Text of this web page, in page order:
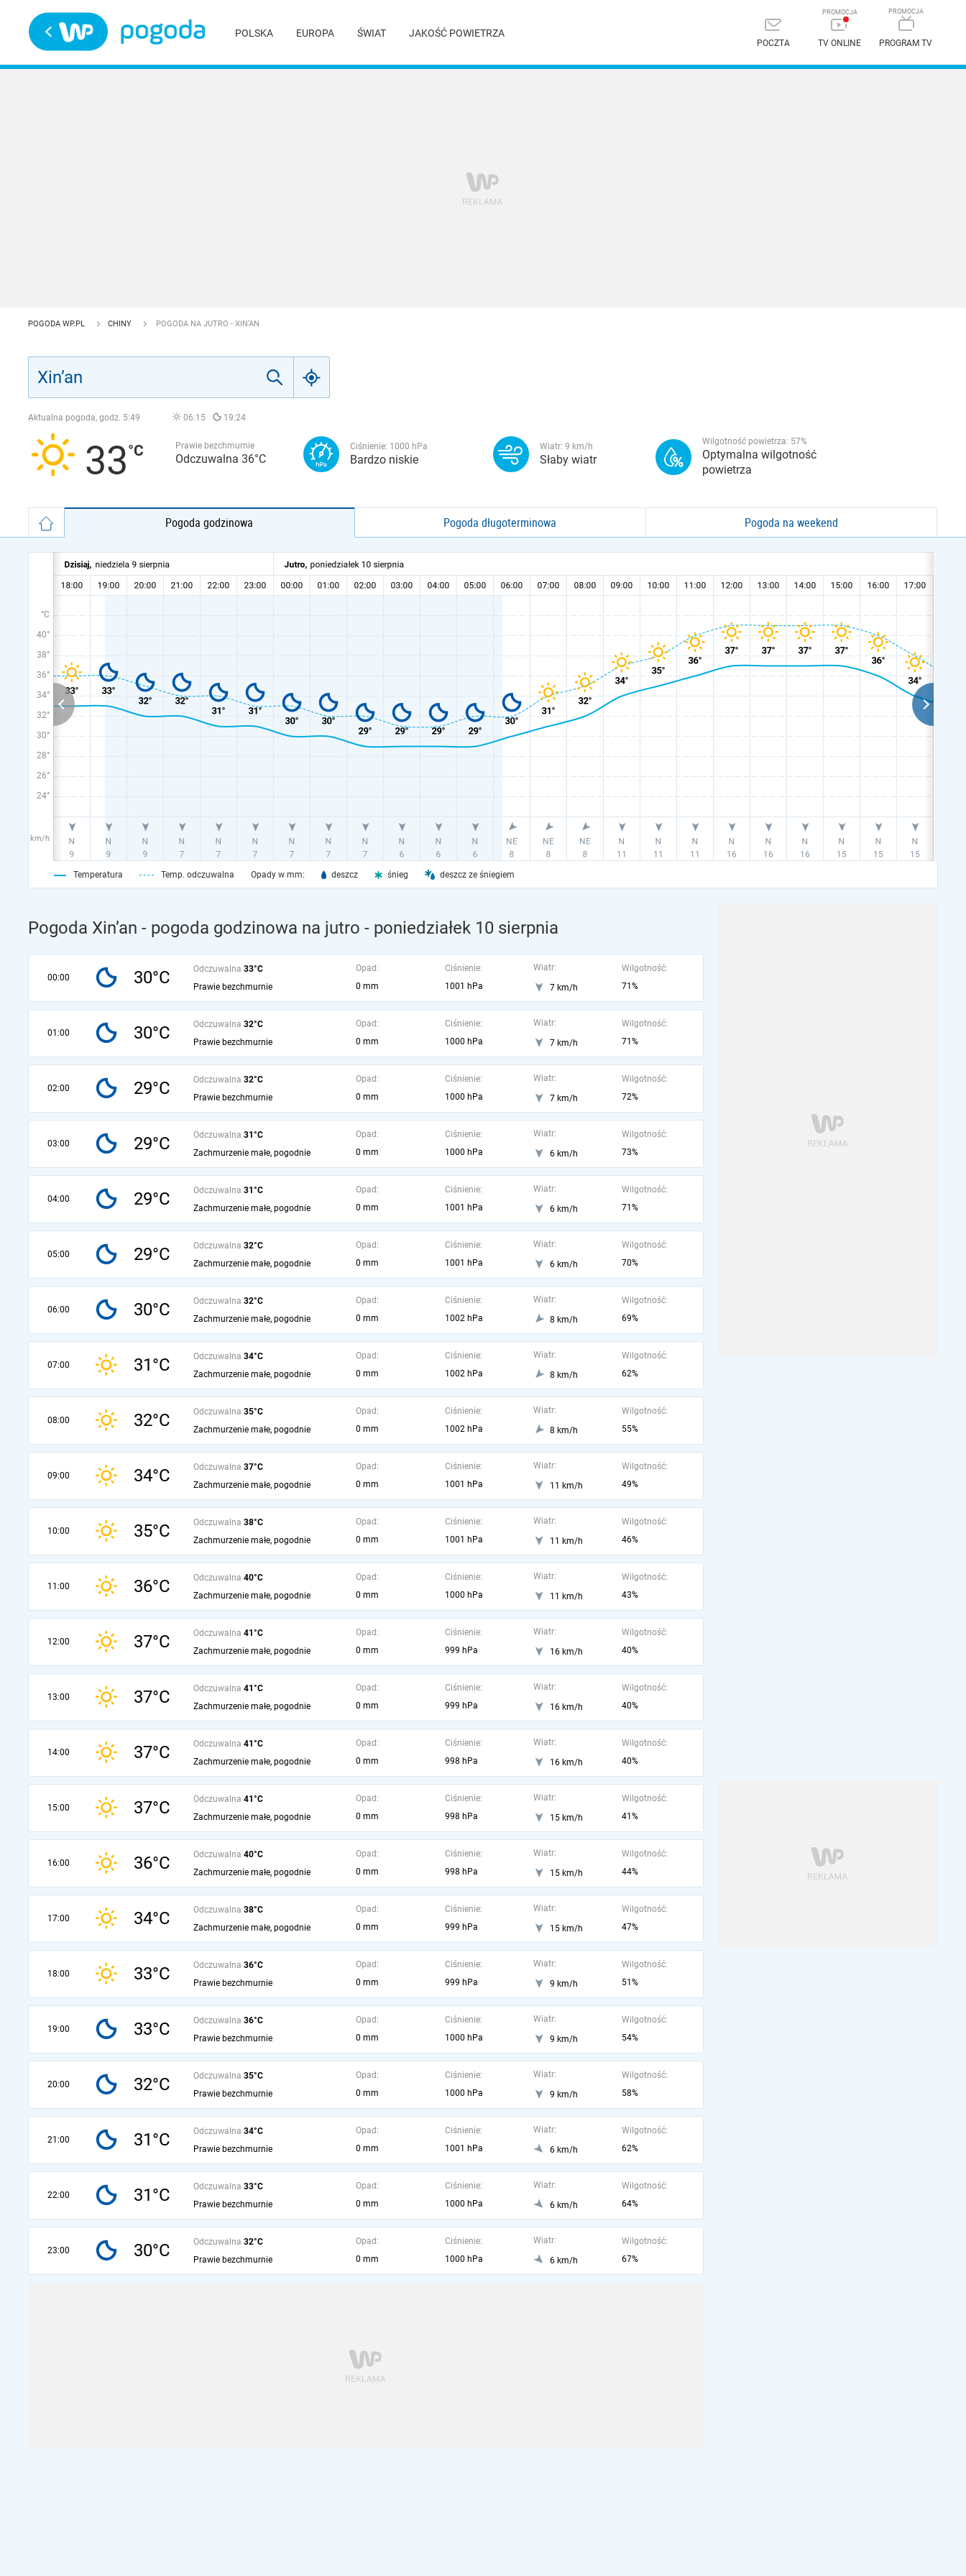
POLSKA EUROPA ŚWIAT JAKOŚĆ POWIETRZA
POCZTA TV ONLINE PROGRAM TV
POGODA WP.PL CHINY POGODA NA JUTRO - XIN’AN
Aktualna pogoda, godz. 5:49 06:15 19:24
33 Prawie bezchmurnie
Odczuwalna 36°C
Ciśnienie: 1000 hPa
Bardzo niskie
Wiatr: 9 km/h
Słaby wiatr
Wilgotność powietrza: 57%
Optymalna wilgotność
powietrza
Pogoda godzinowa Pogoda długoterminowa Pogoda na weekend
°C
40°
38°
36°
34°
32°
30°
28°
26°
24°
km/h
Temperatura Temp. odczuwalna Opady w mm: deszcz śnieg deszcz ze śniegiem
Pogoda Xin’an - pogoda godzinowa na jutro - poniedziałek 10 sierpnia
00:00 30°C Odczuwalna 33°C
Prawie bezchmurnie
Opad:
0 mm
Ciśnienie:
1001 hPa
Wiatr:
7 km/h
Wilgotność:
71%
01:00 30°C Odczuwalna 32°C
Prawie bezchmurnie
Opad:
0 mm
Ciśnienie:
1000 hPa
Wiatr:
7 km/h
Wilgotność:
71%
02:00 29°C Odczuwalna 32°C
Prawie bezchmurnie
Opad:
0 mm
Ciśnienie:
1000 hPa
Wiatr:
7 km/h
Wilgotność:
72%
03:00 29°C Odczuwalna 31°C
Zachmurzenie małe, pogodnie
Opad:
0 mm
Ciśnienie:
1000 hPa
Wiatr:
6 km/h
Wilgotność:
73%
04:00 29°C Odczuwalna 31°C
Zachmurzenie małe, pogodnie
Opad:
0 mm
Ciśnienie:
1001 hPa
Wiatr:
6 km/h
Wilgotność:
71%
05:00 29°C Odczuwalna 32°C
Zachmurzenie małe, pogodnie
Opad:
0 mm
Ciśnienie:
1001 hPa
Wiatr:
6 km/h
Wilgotność:
70%
06:00 30°C Odczuwalna 32°C
Zachmurzenie małe, pogodnie
Opad:
0 mm
Ciśnienie:
1002 hPa
Wiatr:
8 km/h
Wilgotność:
69%
07:00 31°C Odczuwalna 34°C
Zachmurzenie małe, pogodnie
Opad:
0 mm
Ciśnienie:
1002 hPa
Wiatr:
8 km/h
Wilgotność:
62%
08:00 32°C Odczuwalna 35°C
Zachmurzenie małe, pogodnie
Opad:
0 mm
Ciśnienie:
1002 hPa
Wiatr:
8 km/h
Wilgotność:
55%
09:00 34°C Odczuwalna 37°C
Zachmurzenie małe, pogodnie
Opad:
0 mm
Ciśnienie:
1001 hPa
Wiatr:
11 km/h
Wilgotność:
49%
10:00 35°C Odczuwalna 38°C
Zachmurzenie małe, pogodnie
Opad:
0 mm
Ciśnienie:
1001 hPa
Wiatr:
11 km/h
Wilgotność:
46%
11:00 36°C Odczuwalna 40°C
Zachmurzenie małe, pogodnie
Opad:
0 mm
Ciśnienie:
1000 hPa
Wiatr:
11 km/h
Wilgotność:
43%
12:00 37°C Odczuwalna 41°C
Zachmurzenie małe, pogodnie
Opad:
0 mm
Ciśnienie:
999 hPa
Wiatr:
16 km/h
Wilgotność:
40%
13:00 37°C Odczuwalna 41°C
Zachmurzenie małe, pogodnie
Opad:
0 mm
Ciśnienie:
999 hPa
Wiatr:
16 km/h
Wilgotność:
40%
14:00 37°C Odczuwalna 41°C
Zachmurzenie małe, pogodnie
Opad:
0 mm
Ciśnienie:
998 hPa
Wiatr:
16 km/h
Wilgotność:
40%
15:00 37°C Odczuwalna 41°C
Zachmurzenie małe, pogodnie
Opad:
0 mm
Ciśnienie:
998 hPa
Wiatr:
15 km/h
Wilgotność:
41%
16:00 36°C Odczuwalna 40°C
Zachmurzenie małe, pogodnie
Opad:
0 mm
Ciśnienie:
998 hPa
Wiatr:
15 km/h
Wilgotność:
44%
17:00 34°C Odczuwalna 38°C
Zachmurzenie małe, pogodnie
Opad:
0 mm
Ciśnienie:
999 hPa
Wiatr:
15 km/h
Wilgotność:
47%
18:00 33°C Odczuwalna 36°C
Prawie bezchmurnie
Opad:
0 mm
Ciśnienie:
999 hPa
Wiatr:
9 km/h
Wilgotność:
51%
19:00 33°C Odczuwalna 36°C
Prawie bezchmurnie
Opad:
0 mm
Ciśnienie:
1000 hPa
Wiatr:
9 km/h
Wilgotność:
54%
20:00 32°C Odczuwalna 35°C
Prawie bezchmurnie
Opad:
0 mm
Ciśnienie:
1000 hPa
Wiatr:
9 km/h
Wilgotność:
58%
21:00 31°C Odczuwalna 34°C
Prawie bezchmurnie
Opad:
0 mm
Ciśnienie:
1001 hPa
Wiatr:
6 km/h
Wilgotność:
62%
22:00 31°C Odczuwalna 33°C
Prawie bezchmurnie
Opad:
0 mm
Ciśnienie:
1000 hPa
Wiatr:
6 km/h
Wilgotność:
64%
23:00 30°C Odczuwalna 32°C
Prawie bezchmurnie
Opad:
0 mm
Ciśnienie:
1000 hPa
Wiatr:
6 km/h
Wilgotność:
67%